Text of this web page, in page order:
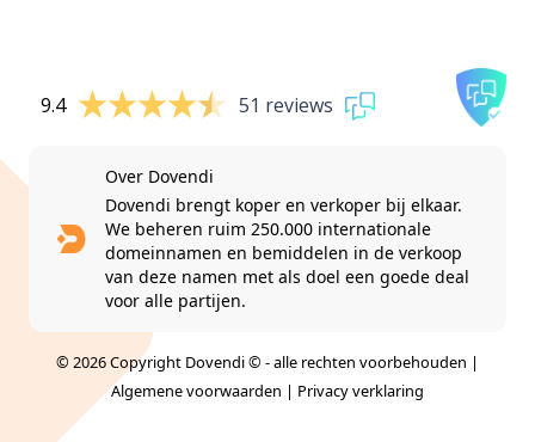
9.4 51 reviews
Over Dovendi
Dovendi brengt koper en verkoper bij elkaar.
We beheren ruim 250.000 internationale
domeinnamen en bemiddelen in de verkoop
van deze namen met als doel een goede deal
voor alle partijen.
© 2026 Copyright Dovendi © - alle rechten voorbehouden |
Algemene voorwaarden | Privacy verklaring